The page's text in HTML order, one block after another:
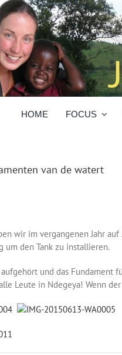
HOME FOCUS
van de watert
wir im vergangenen Jahr
um den Tank zu installieren.
und das Fundament
Leute in Ndegeya! Wenn